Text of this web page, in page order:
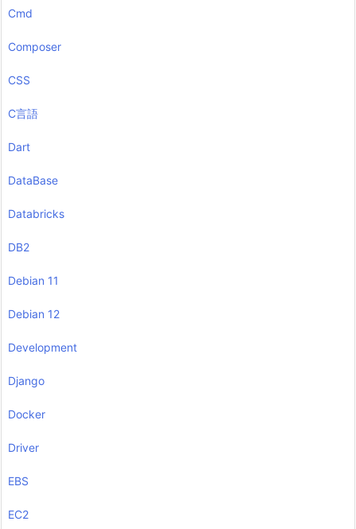
Cmd
Composer
CSS
C言語
Dart
DataBase
Databricks
DB2
Debian 11
Debian 12
Development
Django
Docker
Driver
EBS
EC2